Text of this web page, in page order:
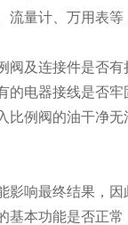
流量计、万用表
阀及连接件是否有
的电器接线是否
比例阀的油干净
影响最终结果，
基本功能是否正